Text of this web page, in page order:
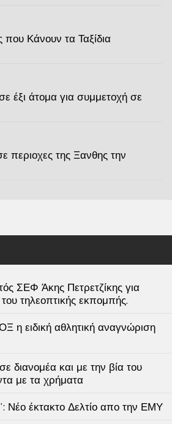
που Κάνουν τα Ταξίδια
έξι άτομα για συμμετοχή σε
περιοχες της Ξανθης την
ΣΕΦ Άκης Πετρετζίκης για
τηλεοπτικής εκπομπής.
η ειδική αθλητική αναγνώριση
διανομέα και με την βία του
με τα χρήματα
έκτακτο Δελτίο απο την ΕΜΥ